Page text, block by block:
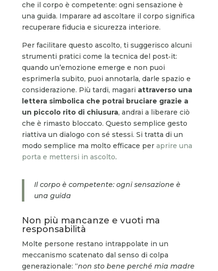
che il corpo è competente: ogni sensazione è
una guida. Imparare ad ascoltare il corpo significa
recuperare fiducia e sicurezza interiore.
Per facilitare questo ascolto, ti suggerisco alcuni
strumenti pratici come la tecnica del post‑it:
quando un’emozione emerge e non puoi
esprimerla subito, puoi annotarla, darle spazio e
considerazione. Più tardi, magari attraverso una
lettera simbolica che potrai bruciare grazie a
un piccolo rito di chiusura, andrai a liberare ciò
che è rimasto bloccato. Questo semplice gesto
riattiva un dialogo con sé stessi. Si tratta di un
modo semplice ma molto efficace per aprire una
porta e mettersi in ascolto.
Il corpo è competente: ogni sensazione è
una guida
Non più mancanze e vuoti ma
responsabilità
Molte persone restano intrappolate in un
meccanismo scatenato dal senso di colpa
generazionale: “non sto bene perché mia madre